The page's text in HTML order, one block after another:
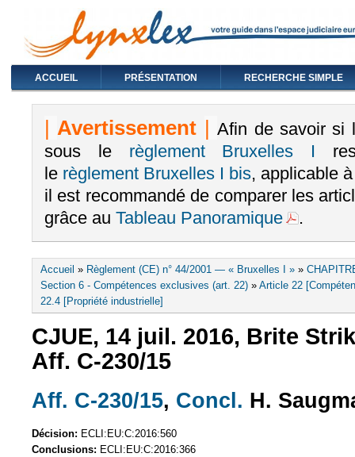
ACCUEIL PRÉSENTATION RECHERCHE SIMPLE
|Avertissement | Afin de savoir si
sous le règlement Bruxelles I
le règlement Bruxelles I bis, applicable
il est recommandé de comparer les
grâce au Tableau Panoramique .
Vous êtes ici
Accueil » Règlement (CE) n° 44/2001 — « Bruxelles I » »
Section 6 - Compétences exclusives (art. 22) » Article 22
22.4 [Propriété industrielle]
CJUE, 14 juil. 2016, Brite
Aff. C-230/15
Aff. C-230/15 (le lien est externe)
, Concl. (le lien est
H.
Décision: ECLI:EU:C:2016:560
Conclusions: ECLI:EU:C:2016:366